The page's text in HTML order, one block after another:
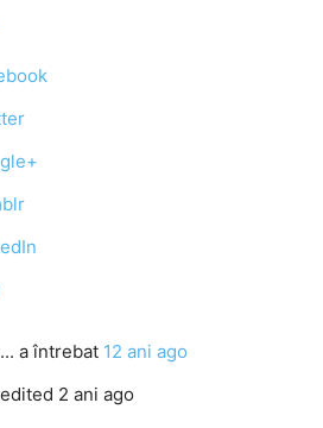
... a întrebat 12 ani ago
2 ani ago